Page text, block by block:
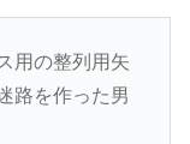
用の整列用矢
路を作った男